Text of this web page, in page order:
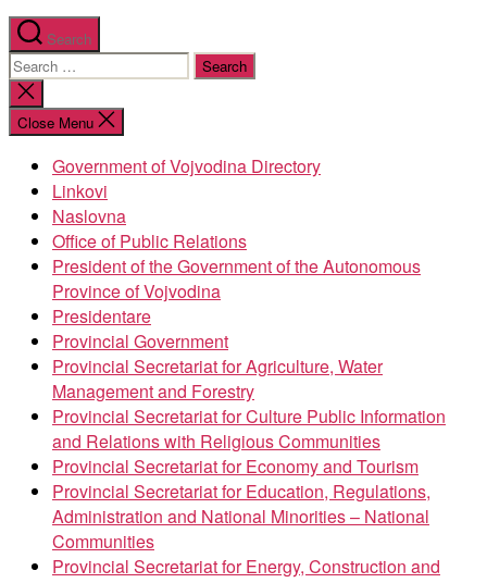
Search
Search
for:
Close
search
Close Menu
Government of Vojvodina Directory
Linkovi
Naslovna
Office of Public Relations
President of the Government of the Autonomous
Province of Vojvodina
Presidentare
Provincial Government
Provincial Secretariat for Agriculture, Water
Management and Forestry
Provincial Secretariat for Culture Public Information
and Relations with Religious Communities
Provincial Secretariat for Economy and Tourism
Provincial Secretariat for Education, Regulations,
Administration and National Minorities – National
Communities
Provincial Secretariat for Energy, Construction and